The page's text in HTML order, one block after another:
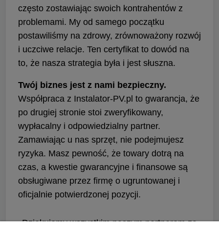
często zostawiając swoich kontrahentów z
problemami. My od samego początku
postawiliśmy na zdrowy, zrównoważony rozwój
i uczciwe relacje. Ten certyfikat to dowód na
to, że nasza strategia była i jest słuszna.
Twój biznes jest z nami bezpieczny.
Współpraca z Instalator-PV.pl to gwarancja, że
po drugiej stronie stoi zweryfikowany,
wypłacalny i odpowiedzialny partner.
Zamawiając u nas sprzęt, nie podejmujesz
ryzyka. Masz pewność, że towary dotrą na
czas, a kwestie gwarancyjne i finansowe są
obsługiwane przez firmę o ugruntowanej i
oficjalnie potwierdzonej pozycji.
Dziękujemy wszystkim naszym partnerom za